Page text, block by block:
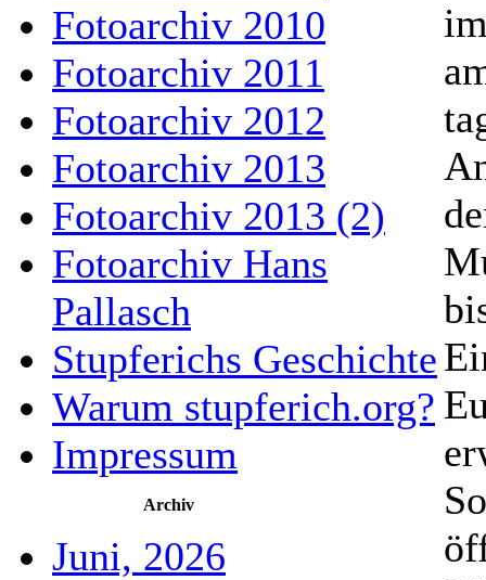
Fotoarchiv 2010
Fotoarchiv 2011
Fotoarchiv 2012
Fotoarchiv 2013
Fotoarchiv 2013 (2)
Fotoarchiv Hans
Pallasch
Stupferichs Geschichte
Warum stupferich.org?
Impressum
Archiv
Juni, 2026